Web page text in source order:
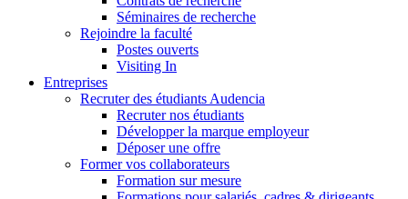
Séminaires de recherche
Rejoindre la faculté
Postes ouverts
Visiting In
Entreprises
Recruter des étudiants Audencia
Recruter nos étudiants
Développer la marque employeur
Déposer une offre
Former vos collaborateurs
Formation sur mesure